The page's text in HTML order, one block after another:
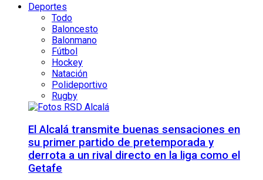
Deportes
Todo
Baloncesto
Balonmano
Fútbol
Hockey
Natación
Polideportivo
Rugby
El Alcalá transmite buenas sensaciones en
su primer partido de pretemporada y
derrota a un rival directo en la liga como el
Getafe